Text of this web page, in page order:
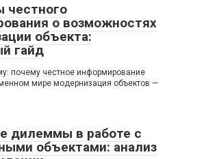
честного
о возможностях
объекта:
гайд
почему честное информирование
мире модернизация объектов —
дилеммы в работе с
объектами: анализ